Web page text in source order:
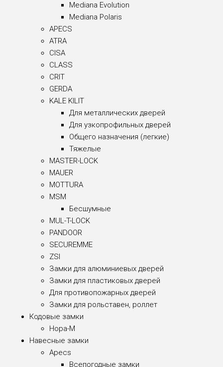
Mediana Evolution
Mediana Polaris
APECS
ATRA
CISA
CLASS
CRIT
GERDA
KALE KILIT
Для металлических дверей
Для узкопрофильных дверей
Общего назначения (легкие)
Тяжелые
MASTER-LOCK
MAUER
MOTTURA
MSM
Бесшумные
MUL-T-LOCK
PANDOOR
SECUREMME
ZSI
Замки для алюминиевых дверей
Замки для пластиковых дверей
Для противопожарных дверей
Замки для рольставен, роллет
Кодовые замки
Нора-М
Навесные замки
Apecs
Всепогодные замки